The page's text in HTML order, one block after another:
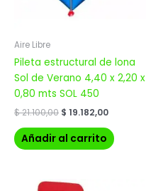
Aire Libre
Pileta estructural de lona
Sol de Verano 4,40 x 2,20 x
0,80 mts SOL 450
$21.100,00 $ 19.182,00
Añadir al carrito
El